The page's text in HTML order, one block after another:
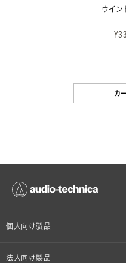
ウイン
カ
個人向け製品
オンラインストア限定
法人向け製品